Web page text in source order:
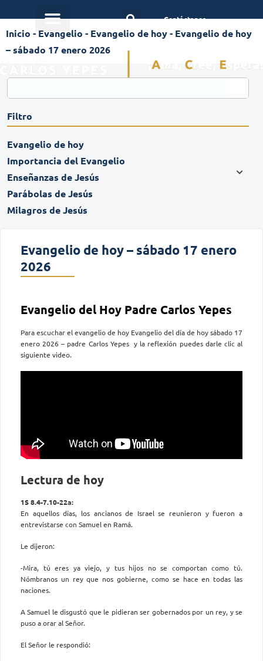
Contáctanos
Inicio - Evangelio - Evangelio de hoy- Evangelio de hoy
– sábado 17 enero 2026
Filtro
Evangelio de hoy
Importancia del Evangelio
Enseñanzas de Jesús
Parábolas de Jesús
Milagros de Jesús
Evangelio de hoy – sábado 17 enero
2026
Evangelio del Hoy Padre Carlos Yepes
Para escuchar el evangelio de hoy Evangelio del día de hoy sábado 17
enero 2026 – padre Carlos Yepes y la reflexión puedes darle clic al
siguiente video.
Lectura de hoy
1S 8.4-7.10-22a:
En aquellos días, los ancianos de Israel se reunieron y fueron a
entrevistarse con Samuel en Ramá.
Le dijeron:
-Mira, tú eres ya viejo, y tus hijos no se comportan como tú.
Nómbranos un rey que nos gobierne, como se hace en todas las
naciones.
A Samuel le disgustó que le pidieran ser gobernados por un rey, y se
puso a orar al Señor.
El Señor le respondió: